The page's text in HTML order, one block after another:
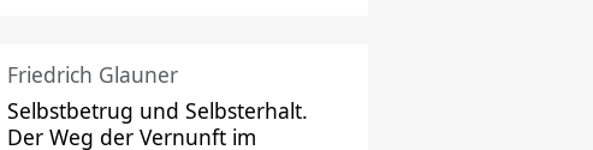
Friedrich Glauner
Selbstbetrug und Selbsterhalt.
Der Weg der Vernunft im